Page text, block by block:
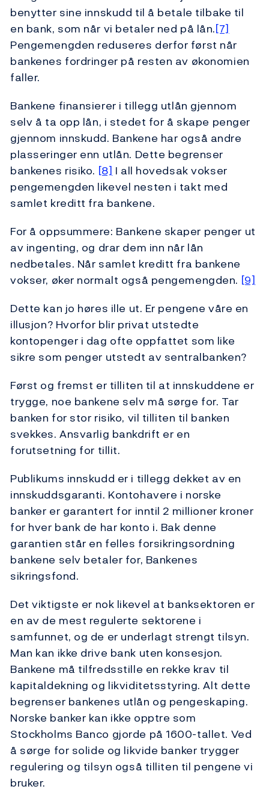
benytter sine innskudd til å betale tilbake til
en bank, som når vi betaler ned på lån.[7]
Pengemengden reduseres derfor først når
bankenes fordringer på resten av økonomien
faller.
Bankene finansierer i tillegg utlån gjennom
selv å ta opp lån, i stedet for å skape penger
gjennom innskudd. Bankene har også andre
plasseringer enn utlån. Dette begrenser
bankenes risiko. [8] I all hovedsak vokser
pengemengden likevel nesten i takt med
samlet kreditt fra bankene.
For å oppsummere: Bankene skaper penger ut
av ingenting, og drar dem inn når lån
nedbetales. Når samlet kreditt fra bankene
vokser, øker normalt også pengemengden. [9]
Dette kan jo høres ille ut. Er pengene våre en
illusjon? Hvorfor blir privat utstedte
kontopenger i dag ofte oppfattet som like
sikre som penger utstedt av sentralbanken?
Først og fremst er tilliten til at innskuddene er
trygge, noe bankene selv må sørge for. Tar
banken for stor risiko, vil tilliten til banken
svekkes. Ansvarlig bankdrift er en
forutsetning for tillit.
Publikums innskudd er i tillegg dekket av en
innskuddsgaranti. Kontohavere i norske
banker er garantert for inntil 2 millioner kroner
for hver bank de har konto i. Bak denne
garantien står en felles forsikringsordning
bankene selv betaler for, Bankenes
sikringsfond.
Det viktigste er nok likevel at banksektoren er
en av de mest regulerte sektorene i
samfunnet, og de er underlagt strengt tilsyn.
Man kan ikke drive bank uten konsesjon.
Bankene må tilfredsstille en rekke krav til
kapitaldekning og likviditetsstyring. Alt dette
begrenser bankenes utlån og pengeskaping.
Norske banker kan ikke opptre som
Stockholms Banco gjorde på 1600-tallet. Ved
å sørge for solide og likvide banker trygger
regulering og tilsyn også tilliten til pengene vi
bruker.